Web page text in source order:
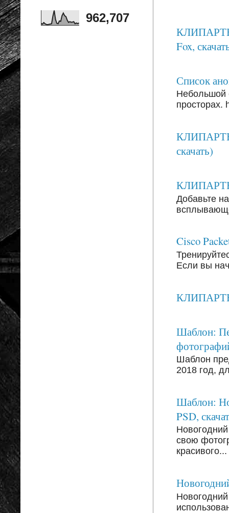
КЛИПАРТЫ:
Fox,
Список
Небольшой
просторах.
скачать)
КЛИПАРТЫ:
Добавьте
Cisco
Если вы
КЛИПАРТЫ:
Шаблон:
Шаблон
2018 год,
Шаблон:
PSD,
свою
красивого...
962,707